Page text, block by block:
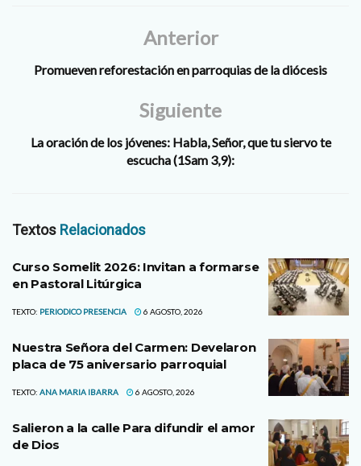
Anterior
Promueven reforestación en parroquias de la diócesis
Siguiente
La oración de los jóvenes: Habla, Señor, que tu siervo te
escucha (1Sam 3,9):
Textos Relacionados
Curso Somelit 2026: Invitan a formarse
en Pastoral Litúrgica
TEXTO: PERIODICO PRESENCIA 6 AGOSTO, 2026
Nuestra Señora del Carmen: Develaron
placa de 75 aniversario parroquial
TEXTO: ANA MARIA IBARRA 6 AGOSTO, 2026
Salieron a la calle Para difundir el amor
de Dios